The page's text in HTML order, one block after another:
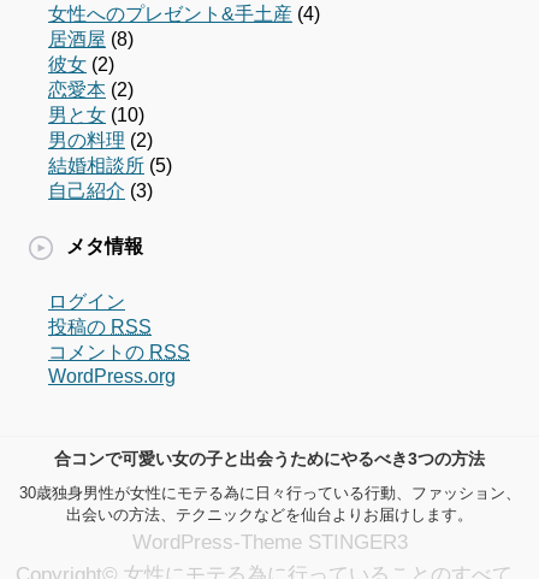
女性へのプレゼント&手土産 (4)
居酒屋 (8)
彼女 (2)
恋愛本 (2)
男と女 (10)
男の料理 (2)
結婚相談所 (5)
自己紹介 (3)
メタ情報
ログイン
投稿の RSS
コメントの RSS
WordPress.org
合コンで可愛い女の子と出会うためにやるべき3つの方法
30歳独身男性が女性にモテる為に日々行っている行動、ファッション、
出会いの方法、テクニックなどを仙台よりお届けします。
WordPress-Theme STINGER3
Copyright© 女性にモテる為に行っていることのすべて ,